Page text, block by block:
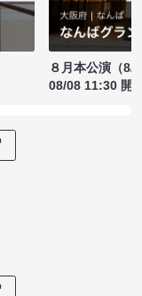
８月本公演（8/
08/08 11:30 開